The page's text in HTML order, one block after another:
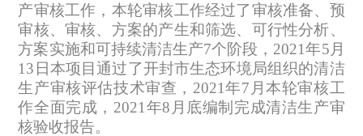
产审核工作，本轮审核工作经过了审核准备、预
审核、审核、方案的产生和筛选、可行性分析、
方案实施和可持续清洁生产7个阶段， 2021年5 月
13 日本项目通过了开封市生态环境局组织的清洁
生产审核评估技术审查， 2021年7 月本轮审核工
作全面完成， 2021 年8 月底编制完成清洁生产审
核验收报告。